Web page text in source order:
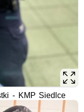
- KMP Siedlce